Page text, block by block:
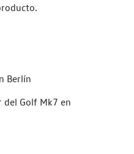
Berlín
Golf Mk7 en